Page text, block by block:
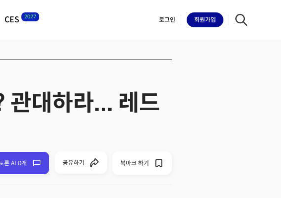
CES 2027
필드 가이드
CES2027 with TheMiilk
로그인 회원가입
관대하라... 레드
론 AI 0개 공유하기 북마크 하기